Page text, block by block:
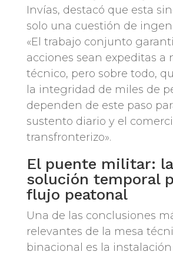
Invías, destacó que esta
solo una cuestión de
«El trabajo conjunto
acciones sean expeditas a
técnico, pero sobre todo,
la integridad de miles de
dependen de este paso
sustento diario y el
transfronterizo».
El puente militar: la
solución temporal
flujo peatonal
Una de las conclusiones
relevantes de la mesa
binacional es la